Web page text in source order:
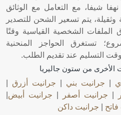
شيفا، مع التعامل مع الوثائق
وثقيلة، يتم تسعير الشحن للتصدير
الشخصية القياسية وقتًا
تستغرق الحواجز المنحنية
التسليم عند تقديم الطلب.
الأخرى من ستون جاليريا
جرانيت بني جرانيت أزرق
جرانيت أصفر جرانيت أبيض
جرانيت داكن